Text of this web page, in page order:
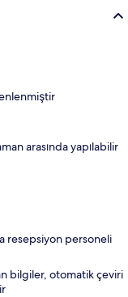
arasında yapılabilir
resepsiyon personeli
bilgiler, otomatik çeviri